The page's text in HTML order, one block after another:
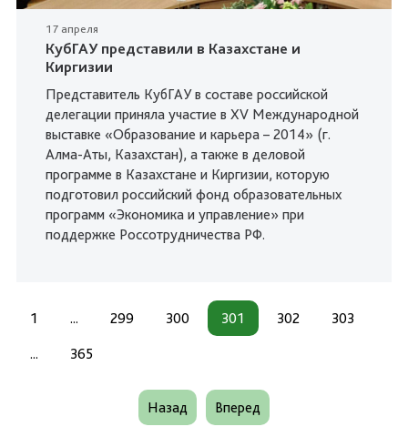
17 апреля
КубГАУ представили в Казахстане и
Киргизии
Представитель КубГАУ в составе российской
делегации приняла участие в XV Международной
выставке «Образование и карьера – 2014» (г.
Алма-Аты, Казахстан), а также в деловой
программе в Казахстане и Киргизии, которую
подготовил российский фонд образовательных
программ «Экономика и управление» при
поддержке Россотрудничества РФ.
1 ... 299 300 301 302 303
... 365
Назад Вперед